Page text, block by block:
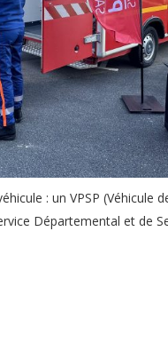
: un VPSP (Véhicule
Départemental et de